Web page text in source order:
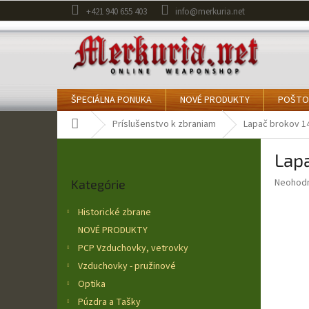
na
obsah
+421 940 655 403 info@merkuria.net
ŠPECIÁLNA PONUKA NOVÉ PRODUKTY
DomovPríslušenstvo k zbraniam Lapač brokov
kategórie
Kategórie
Historické zbrane
NOVÉ PRODUKTY
PCP Vzduchovky, vetrovky
Vzduchovky - pružinové
Optika
Púzdra a Tašky